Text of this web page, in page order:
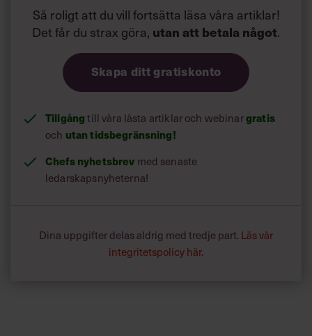
Så roligt att du vill fortsätta läsa våra artiklar!
Det får du strax göra, utan att betala något.
Skapa ditt gratiskonto
Tillgång till våra låsta artiklar och webinargratis
och utan tidsbegränsning!
Chefs nyhetsbrev med senaste
ledarskapsnyheterna!
Dina uppgifter delas aldrig med tredje part. Läs vår
integritetspolicy här.